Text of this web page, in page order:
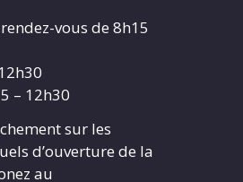
vous de 8h15
– 12h30
sur les
d’ouverture de la
au